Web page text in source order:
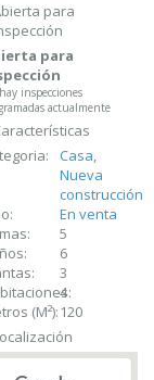
para
para
inspecciones
actualmente
Casa,
Nueva
construcción
En venta
5
6
3
4
(M²): 120